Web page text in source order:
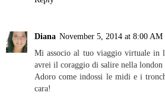
Diana November 5, 2014 at 8:00 AM
Mi associo al tuo viaggio virtuale in
avrei il coraggio di salire nella london
Adoro come indossi le midi e i
cara!